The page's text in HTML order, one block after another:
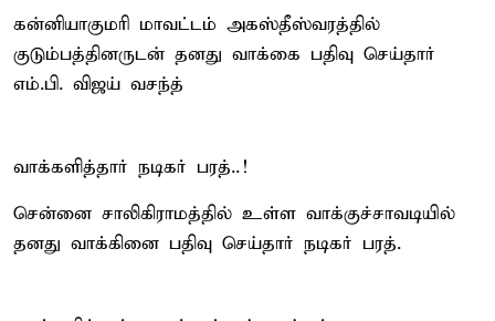
கன்னியாகுமரி மாவட்டம் அகஸ்தீஸ்வரத்தில்
குடும்பத்தினருடன் தனது வாக்கை பதிவு செய்தார்
எம்.பி. விஜய் வசந்த்
வாக்களித்தார் நடிகர் பரத்..!
சென்னை சாலிகிராமத்தில் உள்ள வாக்குச்சாவடியில்
தனது வாக்கினை பதிவு செய்தார் நடிகர் பரத்.